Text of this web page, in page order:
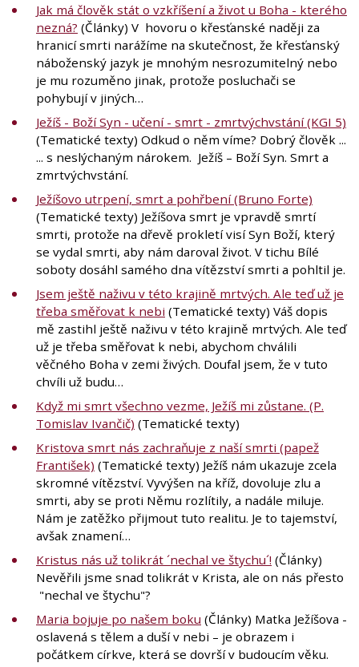
Jak má člověk stát o vzkříšení a život u Boha - kterého
nezná? (Články) V hovoru o křesťanské naději za
hranicí smrti narážíme na skutečnost, že křesťanský
náboženský jazyk je mnohým nesrozumitelný nebo
je mu rozuměno jinak, protože posluchači se
pohybují v jiných…
Ježíš - Boží Syn - učení - smrt - zmrtvýchvstání (KGI 5)
(Tematické texty) Odkud o něm víme? Dobrý člověk ...
... s neslýchaným nárokem. Ježíš – Boží Syn. Smrt a
zmrtvýchvstání.
Ježíšovo utrpení, smrt a pohřbení (Bruno Forte)
(Tematické texty) Ježíšova smrt je vpravdě smrtí
smrti, protože na dřevě prokletí visí Syn Boží, který
se vydal smrti, aby nám daroval život. V tichu Bílé
soboty dosáhl samého dna vítězství smrti a pohltil je.
Jsem ještě naživu v této krajině mrtvých. Ale teď už je
třeba směřovat k nebi (Tematické texty) Váš dopis
mě zastihl ještě naživu v této krajině mrtvých. Ale teď
už je třeba směřovat k nebi, abychom chválili
věčného Boha v zemi živých. Doufal jsem, že v tuto
chvíli už budu…
Když mi smrt všechno vezme, Ježíš mi zůstane. (P.
Tomislav Ivančič) (Tematické texty)
Kristova smrt nás zachraňuje z naší smrti (papež
František) (Tematické texty) Ježíš nám ukazuje zcela
skromné vítězství. Vyvýšen na kříž, dovoluje zlu a
smrti, aby se proti Němu rozlítily, a nadále miluje.
Nám je zatěžko přijmout tuto realitu. Je to tajemství,
avšak znamení…
Kristus nás už tolikrát ´nechal ve štychu´! (Články)
Nevěřili jsme snad tolikrát v Krista, ale on nás přesto
"nechal ve štychu"?
Maria bojuje po našem boku (Články) Matka Ježíšova -
oslavená s tělem a duší v nebi – je obrazem i
počátkem církve, která se dovrší v budoucím věku.